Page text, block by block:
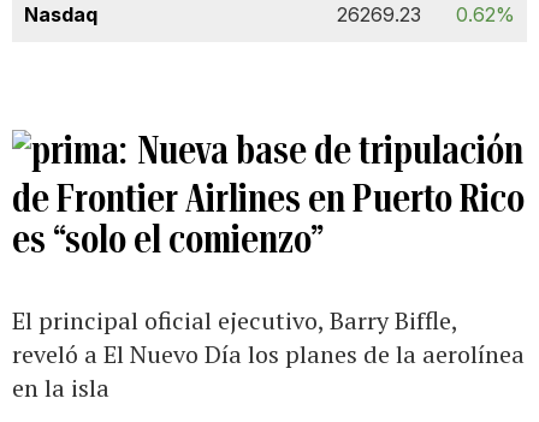
Nasdaq
26269.23 0.62%
Nueva base de tripulación
de Frontier Airlines en Puerto Rico
es “solo el comienzo”
El principal oficial ejecutivo, Barry Biffle,
reveló a El Nuevo Día los planes de la aerolínea
en la isla